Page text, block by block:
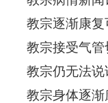
教宗逐渐康
教宗接受气
教宗仍无法
教宗身体逐渐